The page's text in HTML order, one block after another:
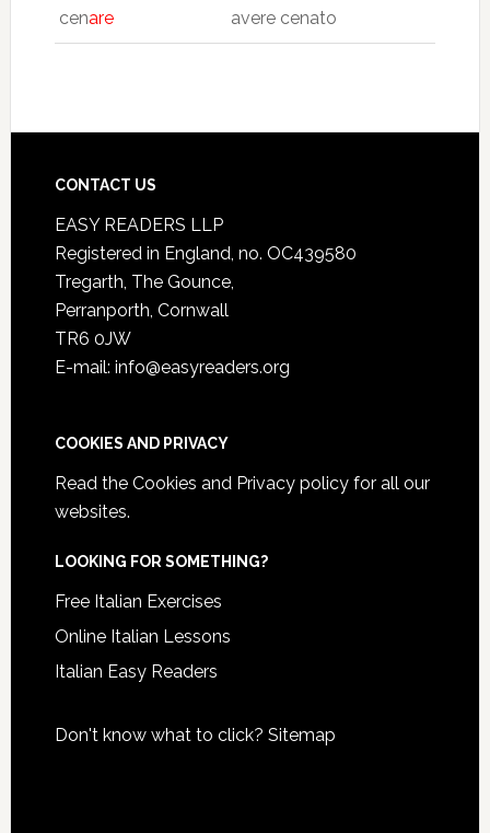
cenare avere cenato
CONTACT US
EASY READERS LLP
Registered in England, no. OC439580
Tregarth, The Gounce,
Perranporth, Cornwall
TR6 0JW
E-mail: info@easyreaders.org
COOKIES AND PRIVACY
Read the Cookies and Privacy policyfor all our
websites.
LOOKING FOR SOMETHING?
Free Italian Exercises
Online Italian Lessons
Italian Easy Readers
Don't know what to click? Sitemap